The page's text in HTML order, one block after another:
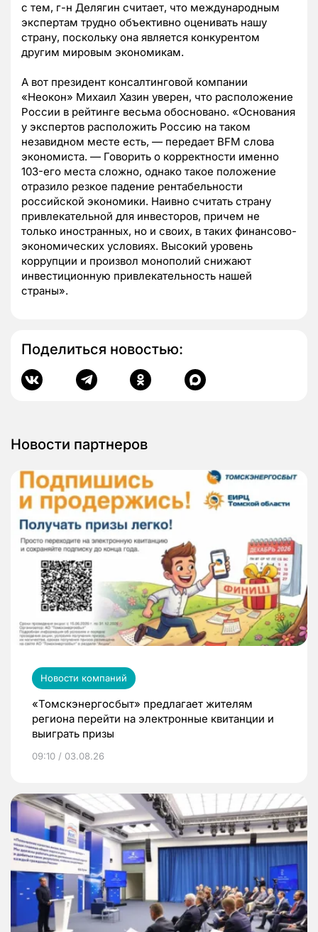
с тем, г-н Делягин считает, что международным
экспертам трудно объективно оценивать нашу
страну, поскольку она является конкурентом
другим мировым экономикам.
А вот президент консалтинговой компании
«Неокон» Михаил Хазин уверен, что расположение
России в рейтинге весьма обосновано. «Основания
у экспертов расположить Россию на таком
незавидном месте есть, — передает BFM слова
экономиста. — Говорить о корректности именно
103-его места сложно, однако такое положение
отразило резкое падение рентабельности
российской экономики. Наивно считать страну
привлекательной для инвесторов, причем не
только иностранных, но и своих, в таких финансово-
экономических условиях. Высокий уровень
коррупции и произвол монополий снижают
инвестиционную привлекательность нашей
страны».
Поделиться новостью:
Новости партнеров
Новости компаний
«Томскэнергосбыт» предлагает жителям
региона перейти на электронные квитанции и
выиграть призы
09:10 / 03.08.26